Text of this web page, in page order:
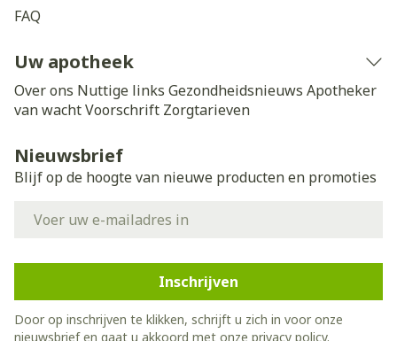
FAQ
Uw apotheek
Over ons Nuttige links Gezondheidsnieuws Apotheker
van wachtVoorschrift Zorgtarieven
Nieuwsbrief
Blijf op de hoogte van nieuwe producten en promoties
Inschrijven
Door op inschrijven te klikken, schrijft u zich in voor onze
nieuwsbrief en gaat u akkoord met onze privacy policy.